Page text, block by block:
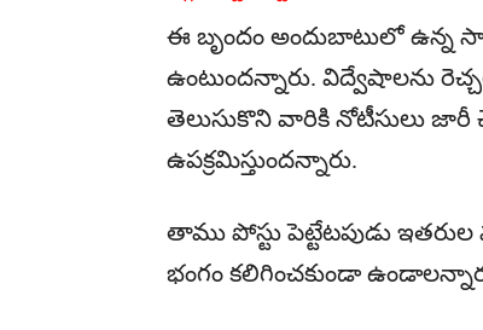
ఈ బృందం అందుబాటులో ఉన్న
ఉంటుందన్నారు. విద్వేషాలను
తెలుసుకొని వారికి నోటీసులు జారీ
ఉపక్రమిస్తుందన్నారు.
తాము పోస్టు పెట్టేటపుడు
భంగం కలిగించకుండా